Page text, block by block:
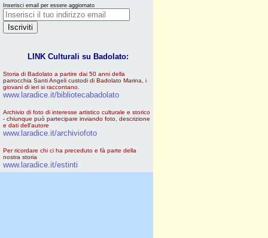
Inserisci email per essere aggiornato
LINK Culturali su Badolato:
Storia di Badolato a partire dai 50 anni della
parrocchia Santi Angeli custodi di Badolato Marina, i
giovani di ieri si raccontano.
www.laradice.it/bibliotecabadolato
Archivio di foto di interesse artistico culturale e storico
- chiunque può partecipare inviando foto, descrizione
e dati dell'autore
www.laradice.it/archiviofoto
Per ricordare chi ci ha preceduto e fà parte della
nostra storia
www.laradice.it/estinti